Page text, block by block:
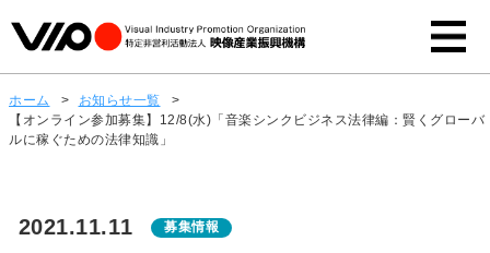
ホーム > お知らせ一覧
>
【オンライン参加募集】12/8(水)「音楽シンクビジネス法律編：賢くグローバ
ルに稼ぐための法律知識」
2021.11.11 募集情報